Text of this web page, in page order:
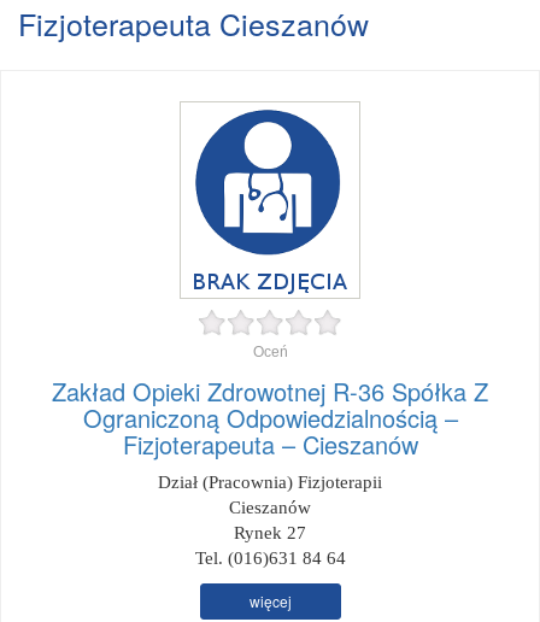
Fizjoterapeuta Cieszanów
Oceń
Zakład Opieki Zdrowotnej R-36 Spółka Z
Ograniczoną Odpowiedzialnością –
Fizjoterapeuta – Cieszanów
Dział (Pracownia) Fizjoterapii
Cieszanów
Rynek 27
Tel. (016)631 84 64
więcej